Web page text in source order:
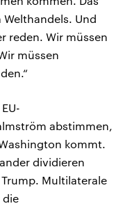
Und
reden. Wir müssen
müssen
abstimmen,
kommt.
dividieren
Multilaterale
die